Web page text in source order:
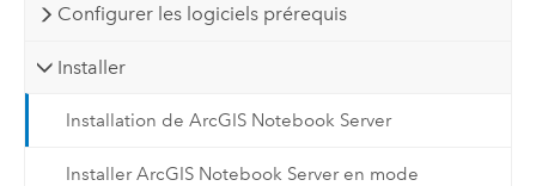
Configurer les logiciels prérequis
Installer
Installation de ArcGIS Notebook Server
Installer ArcGIS Notebook Server en mode